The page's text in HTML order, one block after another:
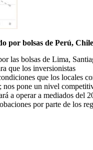
por bolsas de Perú,
las bolsas de Lima,
que los inversionistas
que los locales
pone un nivel
a operar a mediados del
por parte de los